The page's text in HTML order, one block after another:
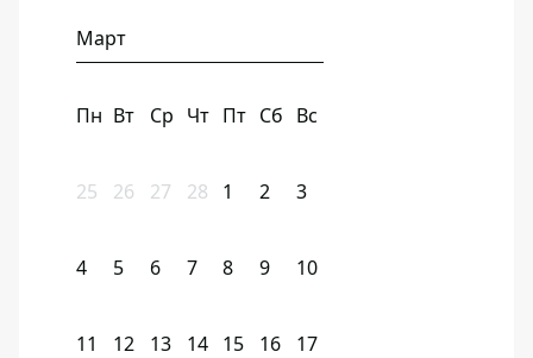
Март
Пн Вт Ср Чт Пт Сб Вс
25 26 27 28 1 2 3
4 5 6 7 8 9 10
11 12 13 14 15 16 17